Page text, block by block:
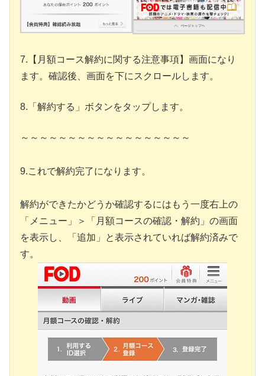
7.【月額コース解約に関する注意事項】画面になり
ます。確認後、画面を下にスクロールします。
8.「解約する」ボタンをタップします。
～～～～～～～～～～～～～～～～～～
9.これで解約完了になります。
解約ができたかどうか確認するにはもう一度右上の
「メニュー」＞「月額コースの確認・解約」の画面
を表示し、「追加」と表示されていれば解約済みで
す。